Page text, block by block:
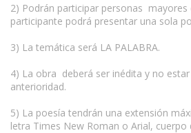
2) Podrán participar personas mayores
participante podrá presentar una sola
3) La temática será LA PALABRA.
4) La obra deberá ser inédita y no
anterioridad.
5) La poesía tendrán una extensión
letra Times New Roman o Arial, cuerpo